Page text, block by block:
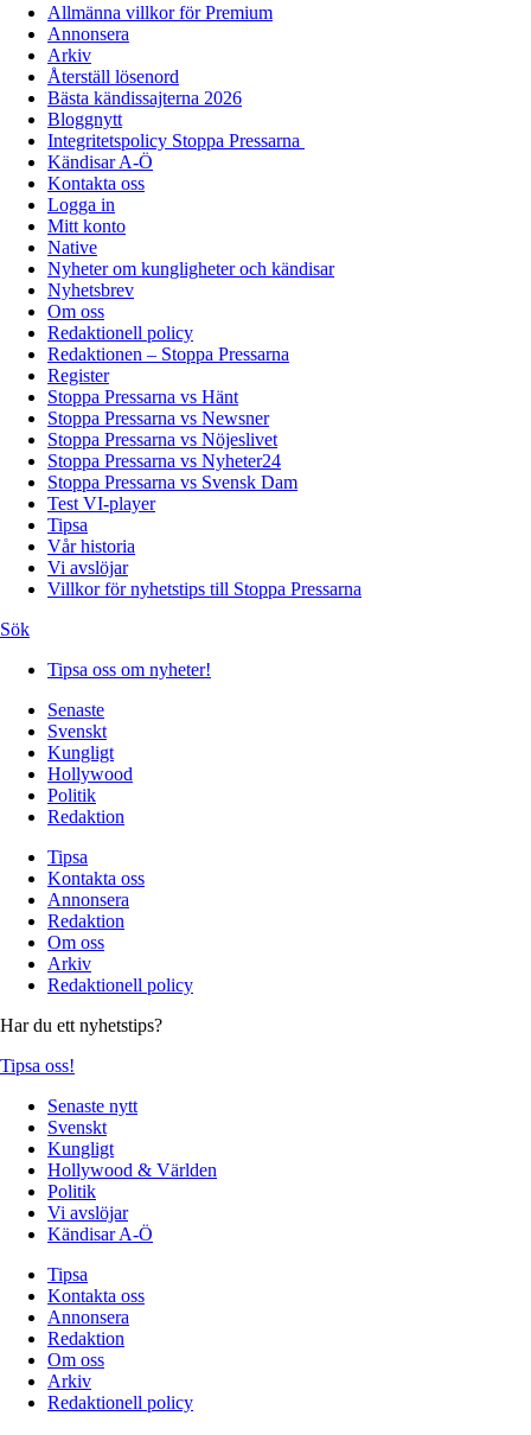
Allmänna villkor för Premium
Annonsera
Arkiv
Återställ lösenord
Bästa kändissajterna 2026
Bloggnytt
Integritetspolicy Stoppa Pressarna
Kändisar A-Ö
Kontakta oss
Logga in
Mitt konto
Native
Nyheter om kungligheter och kändisar
Nyhetsbrev
Om oss
Redaktionell policy
Redaktionen – Stoppa Pressarna
Register
Stoppa Pressarna vs Hänt
Stoppa Pressarna vs Newsner
Stoppa Pressarna vs Nöjeslivet
Stoppa Pressarna vs Nyheter24
Stoppa Pressarna vs Svensk Dam
Test VI-player
Tipsa
Vår historia
Vi avslöjar
Villkor för nyhetstips till Stoppa Pressarna
Sök
Tipsa oss om nyheter!
Senaste
Svenskt
Kungligt
Hollywood
Politik
Redaktion
Tipsa
Kontakta oss
Annonsera
Redaktion
Om oss
Arkiv
Redaktionell policy
Har du ett nyhetstips?
Tipsa oss!
Senaste nytt
Svenskt
Kungligt
Hollywood & Världen
Politik
Vi avslöjar
Kändisar A-Ö
Tipsa
Kontakta oss
Annonsera
Redaktion
Om oss
Arkiv
Redaktionell policy